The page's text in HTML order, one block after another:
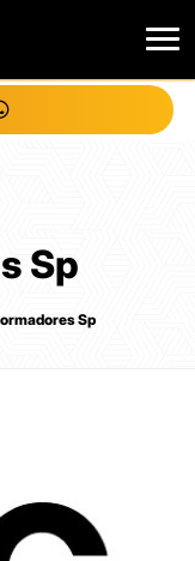
Sp
Sp